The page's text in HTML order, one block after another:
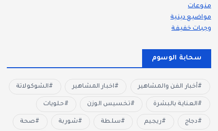
منوعات
مواضيع دينية
وجبات خفيفة
سحابة الوسوم
أخبار الفن والمشاهير اخبار المشاهير الشوكولاتة
العناية بالبشرة تخسيس الوزن حلويات
دجاج ريجيم سلطة شوربة صحة